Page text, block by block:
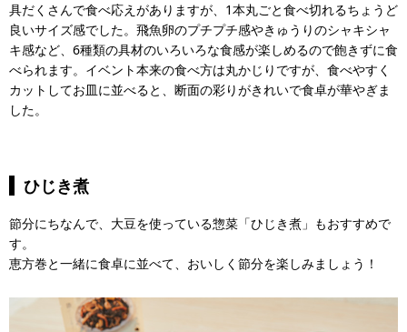
具だくさんで食べ応えがありますが、1本丸ごと食べ切れるちょうど
良いサイズ感でした。飛魚卵のプチプチ感やきゅうりのシャキシャ
キ感など、6種類の具材のいろいろな食感が楽しめるので飽きずに食
べられます。イベント本来の食べ方は丸かじりですが、食べやすく
カットしてお皿に並べると、断面の彩りがきれいで食卓が華やぎま
した。
ひじき煮
節分にちなんで、大豆を使っている惣菜「ひじき煮」もおすすめで
す。
恵方巻と一緒に食卓に並べて、おいしく節分を楽しみましょう！